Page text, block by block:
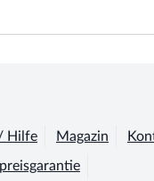
Hilfe Magazin